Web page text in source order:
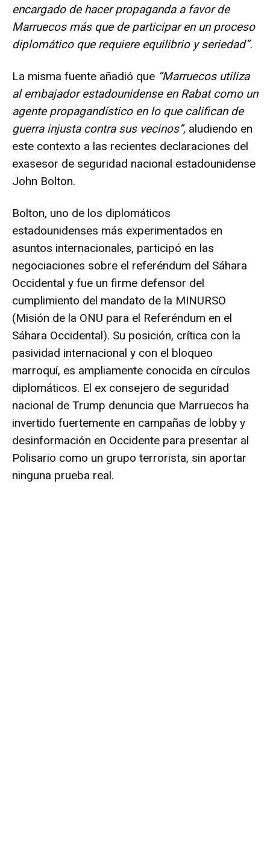
encargado de hacer propaganda a favor de
Marruecos más que de participar en un proceso
diplomático que requiere equilibrio y seriedad”.
La misma fuente añadió que “Marruecos utiliza
al embajador estadounidense en Rabat como un
agente propagandístico en lo que califican de
guerra injusta contra sus vecinos”, aludiendo en
este contexto a las recientes declaraciones del
exasesor de seguridad nacional estadounidense
John Bolton.
Bolton, uno de los diplomáticos
estadounidenses más experimentados en
asuntos internacionales, participó en las
negociaciones sobre el referéndum del Sáhara
Occidental y fue un firme defensor del
cumplimiento del mandato de la MINURSO
(Misión de la ONU para el Referéndum en el
Sáhara Occidental). Su posición, crítica con la
pasividad internacional y con el bloqueo
marroquí, es ampliamente conocida en círculos
diplomáticos. El ex consejero de seguridad
nacional de Trump denuncia que Marruecos ha
invertido fuertemente en campañas de lobby y
desinformación en Occidente para presentar al
Polisario como un grupo terrorista, sin aportar
ninguna prueba real.